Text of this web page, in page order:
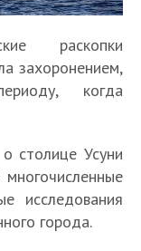
раскопки
захоронением,
когда
столице Усуни
исследования
города.